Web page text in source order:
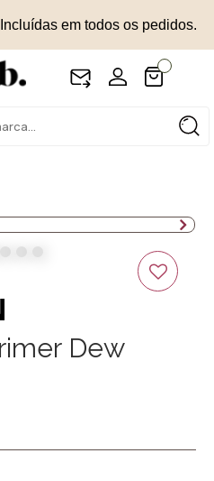
em todos os pedidos.
Dew